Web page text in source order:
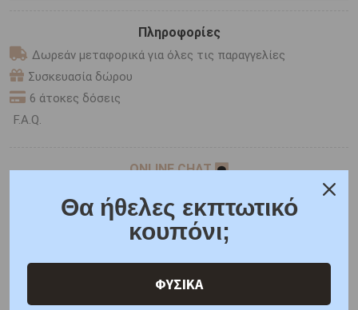
Πληροφορίες
Δωρεάν μεταφορικά για όλες τις παραγγελίες
Συσκευασία δώρου
6 άτοκες δόσεις
F.A.Q.
ONLINE CHAT
Ρωτήστε μας
Θα ήθελες εκπτωτικό
κουπόνι;
ΦΥΣΙΚΑ